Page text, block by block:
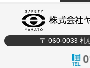
〒 060-0033 札